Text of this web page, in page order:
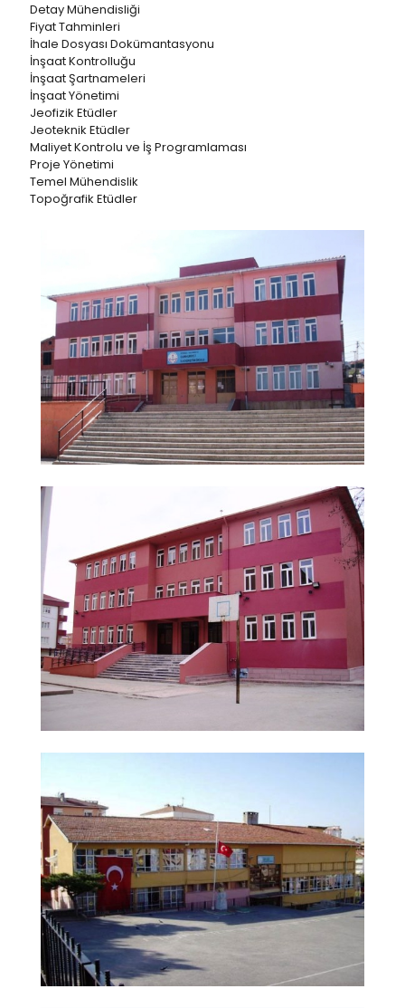
Detay Mühendisliği
Fiyat Tahminleri
İhale Dosyası Dokümantasyonu
İnşaat Kontrolluğu
İnşaat Şartnameleri
İnşaat Yönetimi
Jeofizik Etüdler
Jeoteknik Etüdler
Maliyet Kontrolu ve İş Programlaması
Proje Yönetimi
Temel Mühendislik
Topoğrafik Etüdler